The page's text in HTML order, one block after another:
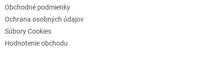
Obchodné podmienky
Ochrana osobných údajov
Súbory Cookies
Hodnotenie obchodu